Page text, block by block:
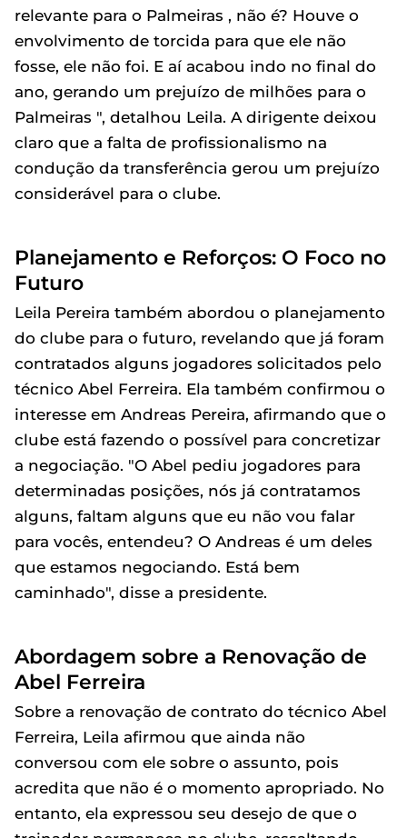
relevante para o Palmeiras , não é? Houve o
envolvimento de torcida para que ele não
fosse, ele não foi. E aí acabou indo no final do
ano, gerando um prejuízo de milhões para o
Palmeiras ", detalhou Leila. A dirigente deixou
claro que a falta de profissionalismo na
condução da transferência gerou um prejuízo
considerável para o clube.
Planejamento e Reforços: O Foco no
Futuro
Leila Pereira também abordou o planejamento
do clube para o futuro, revelando que já foram
contratados alguns jogadores solicitados pelo
técnico Abel Ferreira. Ela também confirmou o
interesse em Andreas Pereira, afirmando que o
clube está fazendo o possível para concretizar
a negociação. "O Abel pediu jogadores para
determinadas posições, nós já contratamos
alguns, faltam alguns que eu não vou falar
para vocês, entendeu? O Andreas é um deles
que estamos negociando. Está bem
caminhado", disse a presidente.
Abordagem sobre a Renovação de
Abel Ferreira
Sobre a renovação de contrato do técnico Abel
Ferreira, Leila afirmou que ainda não
conversou com ele sobre o assunto, pois
acredita que não é o momento apropriado. No
entanto, ela expressou seu desejo de que o